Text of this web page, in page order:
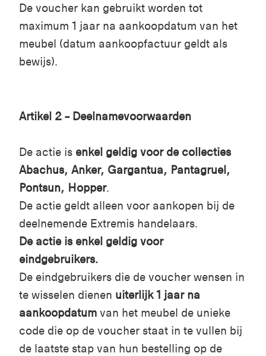
De voucher kan gebruikt worden tot
maximum 1 jaar na aankoopdatum van het
meubel (datum aankoopfactuur geldt als
bewijs).
Artikel 2 – Deelnamevoorwaarden
De actie is enkel geldig voor de collecties
Abachus, Anker, Gargantua, Pantagruel,
Pontsun, Hopper.
De actie geldt alleen voor aankopen bij de
deelnemende Extremis handelaars.
De actie is enkel geldig voor
eindgebruikers.
De eindgebruikers die de voucher wensen in
te wisselen dienen uiterlijk 1 jaar na
aankoopdatum van het meubel de unieke
code die op de voucher staat in te vullen bij
de laatste stap van hun bestelling op de